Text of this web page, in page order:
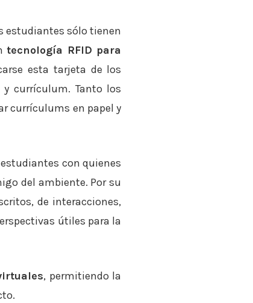
estudiantes sólo tienen
tecnología RFID para
esta tarjeta de los
currículum. Tanto los
currículums en papel y
con quienes
del ambiente. Por su
de interacciones,
útiles para la
, permitiendo la